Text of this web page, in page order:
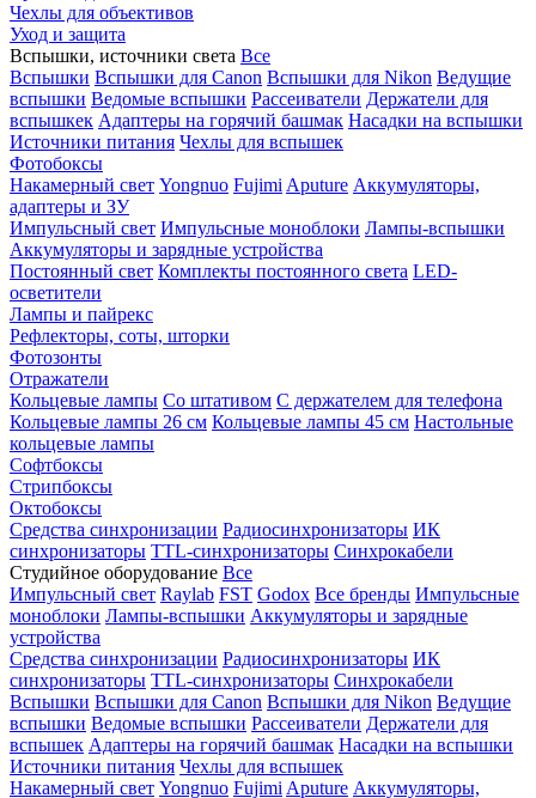
Чехлы для объективов
Уход и защита
Вспышки, источники света Все
Вспышки Вспышки для Canon Вспышки для Nikon Ведущие
вспышки Ведомые вспышки Рассеиватели Держатели для
вспышкек Адаптеры на горячий башмак Насадки на вспышки
Источники питания Чехлы для вспышек
Фотобоксы
Накамерный свет Yongnuo Fujimi Aputure Аккумуляторы,
адаптеры и ЗУ
Импульсный свет Импульсные моноблоки Лампы-вспышки
Аккумуляторы и зарядные устройства
Постоянный свет Комплекты постоянного света LED-
осветители
Лампы и пайрекс
Рефлекторы, соты, шторки
Фотозонты
Отражатели
Кольцевые лампы Со штативом С держателем для телефона
Кольцевые лампы 26 см Кольцевые лампы 45 см Настольные
кольцевые лампы
Софтбоксы
Стрипбоксы
Октобоксы
Средства синхронизации Радиосинхронизаторы ИК
синхронизаторы TTL-синхронизаторы Синхрокабели
Студийное оборудование Все
Импульсный свет Raylab FST Godox Все бренды Импульсные
моноблоки Лампы-вспышки Аккумуляторы и зарядные
устройства
Средства синхронизации Радиосинхронизаторы ИК
синхронизаторы TTL-синхронизаторы Синхрокабели
Вспышки Вспышки для Canon Вспышки для Nikon Ведущие
вспышки Ведомые вспышки Рассеиватели Держатели для
вспышек Адаптеры на горячий башмак Насадки на вспышки
Источники питания Чехлы для вспышек
Накамерный свет Yongnuo Fujimi Aputure Аккумуляторы,